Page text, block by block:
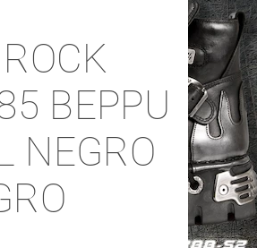
BIKER BOOTS
BEPPU
NEGRO